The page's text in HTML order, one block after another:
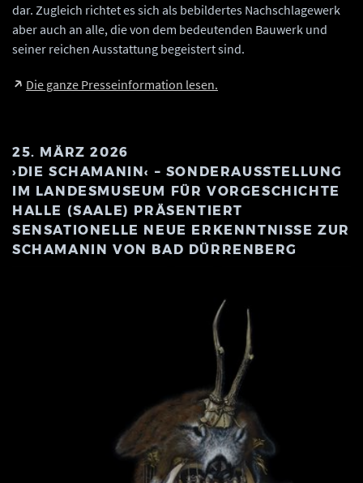
dar. Zugleich richtet es sich als bebildertes Nachschlagewerk
aber auch an alle, die von dem bedeutenden Bauwerk und
seiner reichen Ausstattung begeistert sind.
Die ganze Presseinformation lesen.
25. MÄRZ 2026
›DIE SCHAMANIN‹ – SONDERAUSSTELLUNG
IM LANDESMUSEUM FÜR VORGESCHICHTE
HALLE (SAALE) PRÄSENTIERT
SENSATIONELLE NEUE ERKENNTNISSE ZUR
SCHAMANIN VON BAD DÜRRENBERG